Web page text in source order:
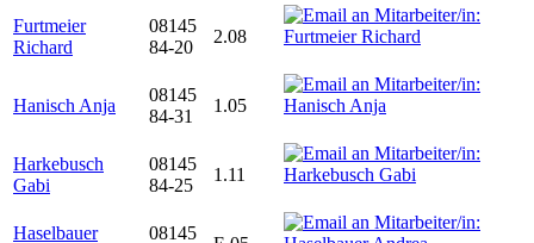
Furtmeier
Richard
08145
84-20
2.08
Hanisch Anja
08145
84-31
1.05
Harkebusch
Gabi
08145
84-25
1.11
Haselbauer
08145